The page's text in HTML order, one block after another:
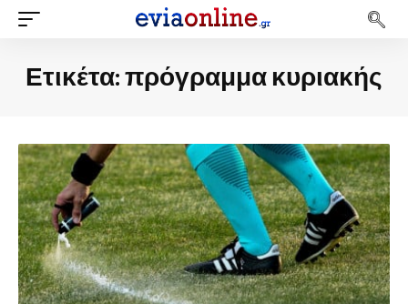
Ετικέτα:πρόγραμμα κυριακής